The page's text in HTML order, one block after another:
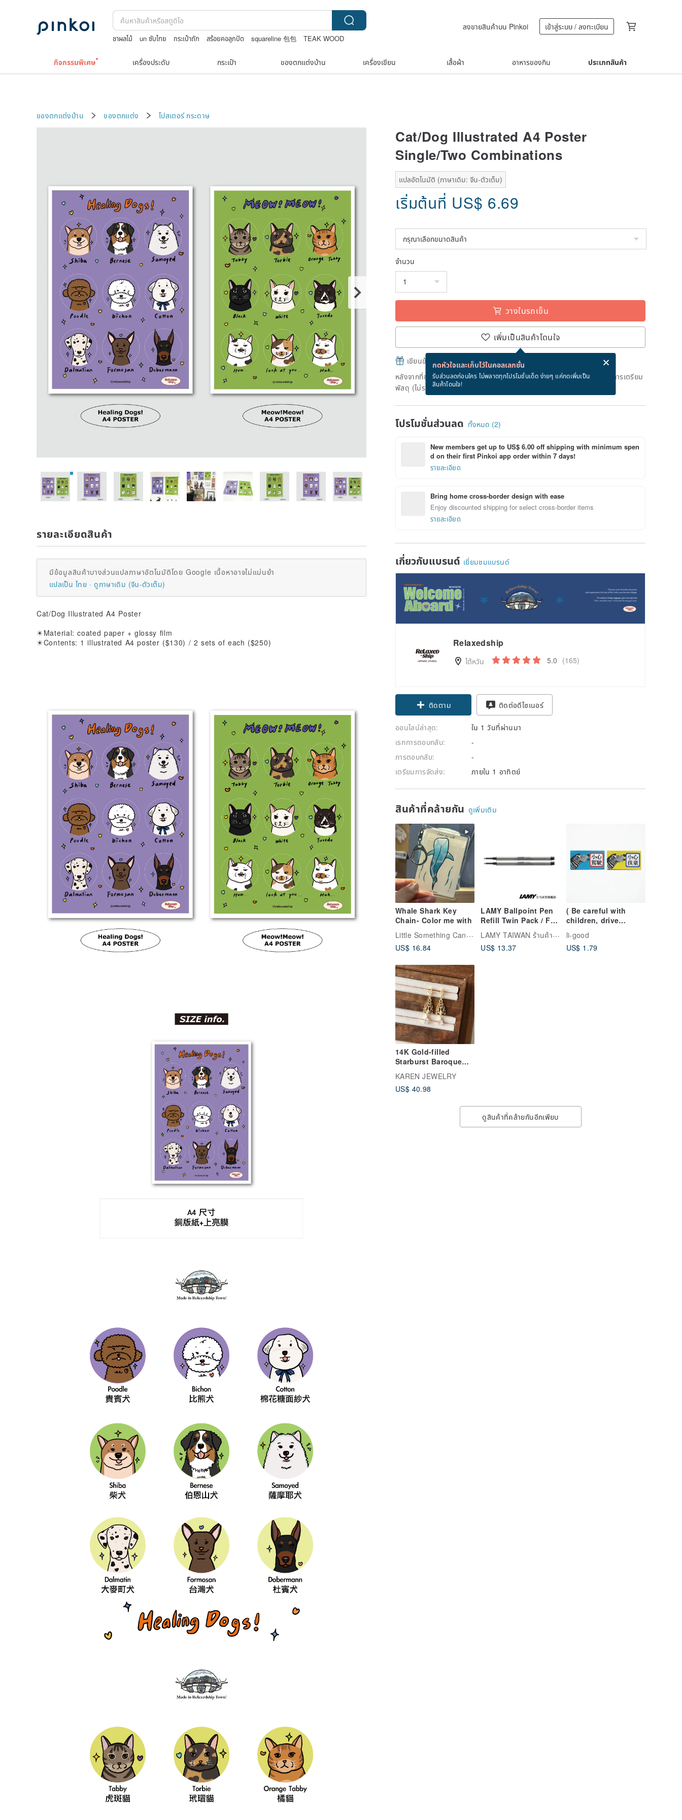
ชาผลไม้ un ซับไทย กระเป๋าถัก สร้อยคอลูกปัด squareline 包包
TEAK WOOD
ลงขายสินค้าบน Pinkoi เข้าสู่ระบบ / ลงทะเบียน
กิจกรรมพิเศษ เครื่องประดับ กระเป๋า ของตกแต่งบ้าน เครื่องเขียน เสื้อผ้า อาหารของกิน ประเภทสินค้า
ของตกแต่งบ้าน ของตกแต่ง โปสเตอร์ กระดาษ
Cat/Dog Illustrated A4 Poster
Single/Two Combinations
แปลอัตโนมัติ (ภาษาเดิม: จีน-ตัวเต็ม)
เริ่มต้นที่ US$ 6.69
จำนวน
วางในรถเข็น
เพิ่มเป็นสินค้าโดนใจ
กดหัวใจและเก็บไว้ในคอลเลกชั่น
รับส่วนลดก่อนใคร ไม่พลาดทุกโปรโมชั่นเด็ด ง่ายๆ แค่กดเพิ่มเป็น
สินค้าโดนใจ!
เขียนข้อความและส่ง eCard ฟรีเมื่อซื้อสินค้า!
หลังจากที่ชำระเงินถึงวันที่จะจัดส่งสินค้า จะใช้เวลาประมาณ 2 วันทางการในการเตรียม
พัสดุ (ไม่รวมวันหยุด)
โปรโมชั่นส่วนลด ทั้งหมด (2)
New members get up to US$ 6.00 off shipping with minimum spen
d on their first Pinkoi app order within 7 days!
รายละเอียด
Bring home cross-border design with ease
Enjoy discounted shipping for select cross-border items
รายละเอียด
เกี่ยวกับแบรนด์ เยี่ยมชมแบรนด์
Relaxedship
ไต้หวัน 5.0 (165)
ติดตาม ติดต่อดีไซเนอร์
ออนไลน์ล่าสุด:
ใน 1 วันที่ผ่านมา
เรทการตอบกลับ:
-
การตอบกลับ:
-
เตรียมการจัดส่ง:
ภายใน 1 อาทิตย์
สินค้าที่คล้ายกัน ดูเพิ่มเติม
Whale Shark Key
Chain- Color me with
Little Something Candle
US$ 16.84
LAMY Ballpoint Pen
Refill Twin Pack / For
Ballpoint Pens - M63
- Black
LAMY TAIWAN ร้านค้าแฟล็กชิปสโตร์ทางการ
US$ 13.37
( Be careful with
children, drive
carefully ) Li-good -
Waterproof Sticker,
Luggage Sticker
li-good
US$ 1.79
14K Gold-filled
Starburst Baroque
Carved Water Drop
Earrings 14KGF
KAREN JEWELRY
US$ 40.98
ดูสินค้าที่คล้ายกันอีกเพียบ
รายละเอียดสินค้า
มีข้อมูลสินค้าบางส่วนแปลภาษาอัตโนมัติโดย Google เนื้อหาอาจไม่แม่นยำ
แปลเป็น ไทย
ดูภาษาเดิม (จีน-ตัวเต็ม)
Cat/Dog Illustrated A4 Poster
☀Material: coated paper + glossy film
☀Contents: 1 illustrated A4 poster ($130) / 2 sets of each ($250)